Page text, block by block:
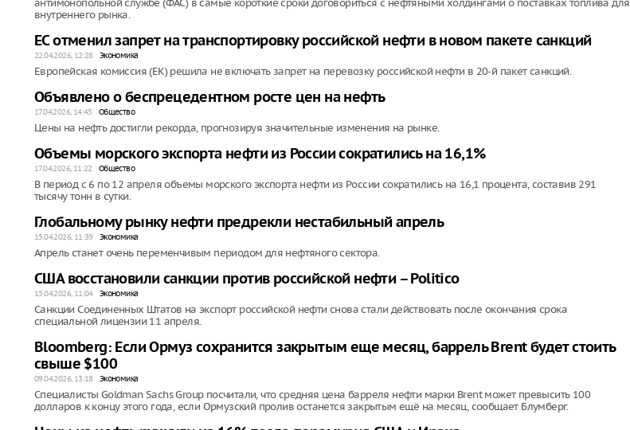
антимонопольной службе (ФАС) в самые короткие сроки договориться с нефтяными холдингами о поставках топлива для
внутреннего рынка.
ЕС отменил запрет на транспортировку российской нефти в новом пакете санкций
22.04.2026, 12:28 Экономика
Европейская комиссия (ЕК) решила не включать запрет на перевозку российской нефти в 20-й пакет санкций.
Объявлено о беспрецедентном росте цен на нефть
17.04.2026, 14:45 Общество
Цены на нефть достигли рекорда, прогнозируя значительные изменения на рынке.
Объемы морского экспорта нефти из России сократились на 16,1%
17.04.2026, 11:22 Общество
В период с 6 по 12 апреля объемы морского экспорта нефти из России сократились на 16,1 процента, составив 291
тысячу тонн в сутки.
Глобальному рынку нефти предрекли нестабильный апрель
15.04.2026, 11:39 Экономика
Апрель станет очень переменчивым периодом для нефтяного сектора.
США восстановили санкции против российской нефти – Politico
15.04.2026, 11:04 Экономика
Санкции Соединенных Штатов на экспорт российской нефти снова стали действовать после окончания срока
специальной лицензии 11 апреля.
Bloomberg: Если Ормуз сохранится закрытым еще месяц, баррель Brent будет стоить
свыше $100
09.04.2026, 13:18 Экономика
Специалисты Goldman Sachs Group посчитали, что средняя цена барреля нефти марки Brent может превысить 100
долларов к концу этого года, если Ормузский пролив останется закрытым ещё на месяц, сообщает Блумберг.